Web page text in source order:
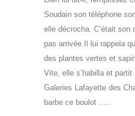
Soudain son téléphone
elle décrocha. C’était son
pas arrivée.Il lui rappela
des plantes vertes et
Vite, elle s’habilla et
Galeries Lafayette des
barbe ce boulot …..